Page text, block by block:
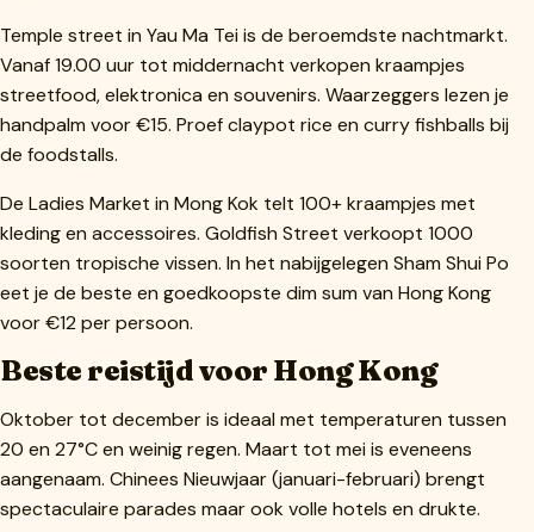
Temple street in Yau Ma Tei is de beroemdste nachtmarkt.
Vanaf 19.00 uur tot middernacht verkopen kraampjes
streetfood, elektronica en souvenirs. Waarzeggers lezen je
handpalm voor €15. Proef claypot rice en curry fishballs bij
de foodstalls.
De Ladies Market in Mong Kok telt 100+ kraampjes met
kleding en accessoires. Goldfish Street verkoopt 1000
soorten tropische vissen. In het nabijgelegen Sham Shui Po
eet je de beste en goedkoopste dim sum van Hong Kong
voor €12 per persoon.
Beste reistijd voor Hong Kong
Oktober tot december is ideaal met temperaturen tussen
20 en 27°C en weinig regen. Maart tot mei is eveneens
aangenaam. Chinees Nieuwjaar (januari-februari) brengt
spectaculaire parades maar ook volle hotels en drukte.